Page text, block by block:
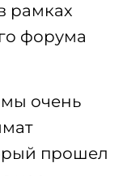
рамках
форума
мы очень
прошел